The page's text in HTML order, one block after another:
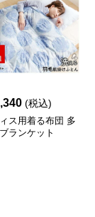
(税込)
ス用着る布団 多
ランケット